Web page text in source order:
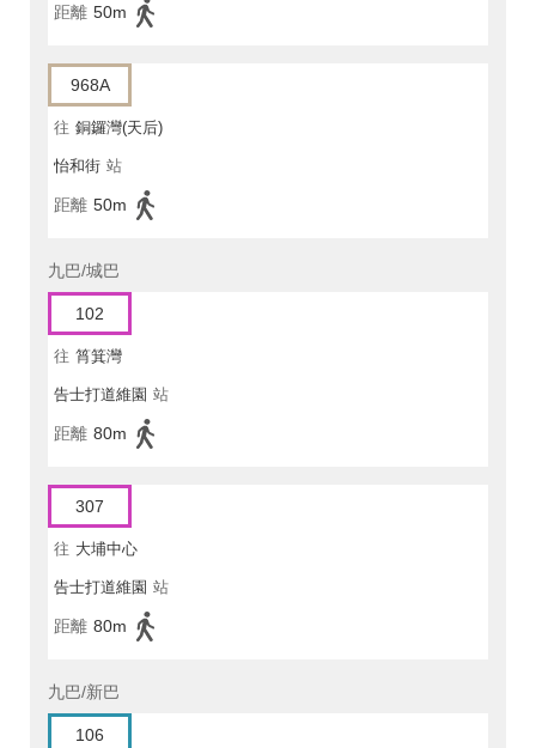
距離 50m
968A
往 銅鑼灣(天后)
怡和街 站
距離 50m
九巴/城巴
102
往 筲箕灣
告士打道維園 站
距離 80m
307
往 大埔中心
告士打道維園 站
距離 80m
九巴/新巴
106